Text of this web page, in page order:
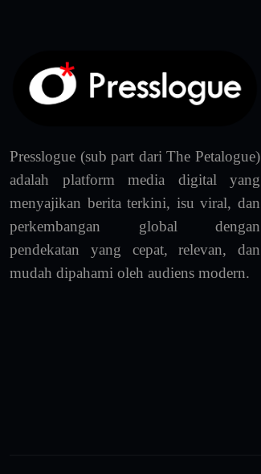
Presslogue (sub part dari The Petalogue)
adalah platform media digital yang
menyajikan berita terkini, isu viral, dan
perkembangan global dengan
pendekatan yang cepat, relevan, dan
mudah dipahami oleh audiens modern.